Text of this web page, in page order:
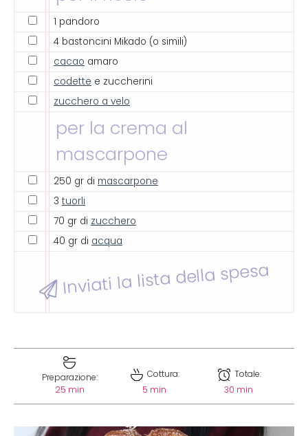
1 pandoro
4 bastoncini Mikado (o simili)
cacao amaro
codette e zuccherini
zucchero a velo
per la crema al
mascarpone
250 gr di mascarpone
3 tuorli
70 gr di zucchero
40 gr di acqua
Inviati la lista della spesa
Preparazione:
25 min
Cottura:
5 min
Totale:
30 min